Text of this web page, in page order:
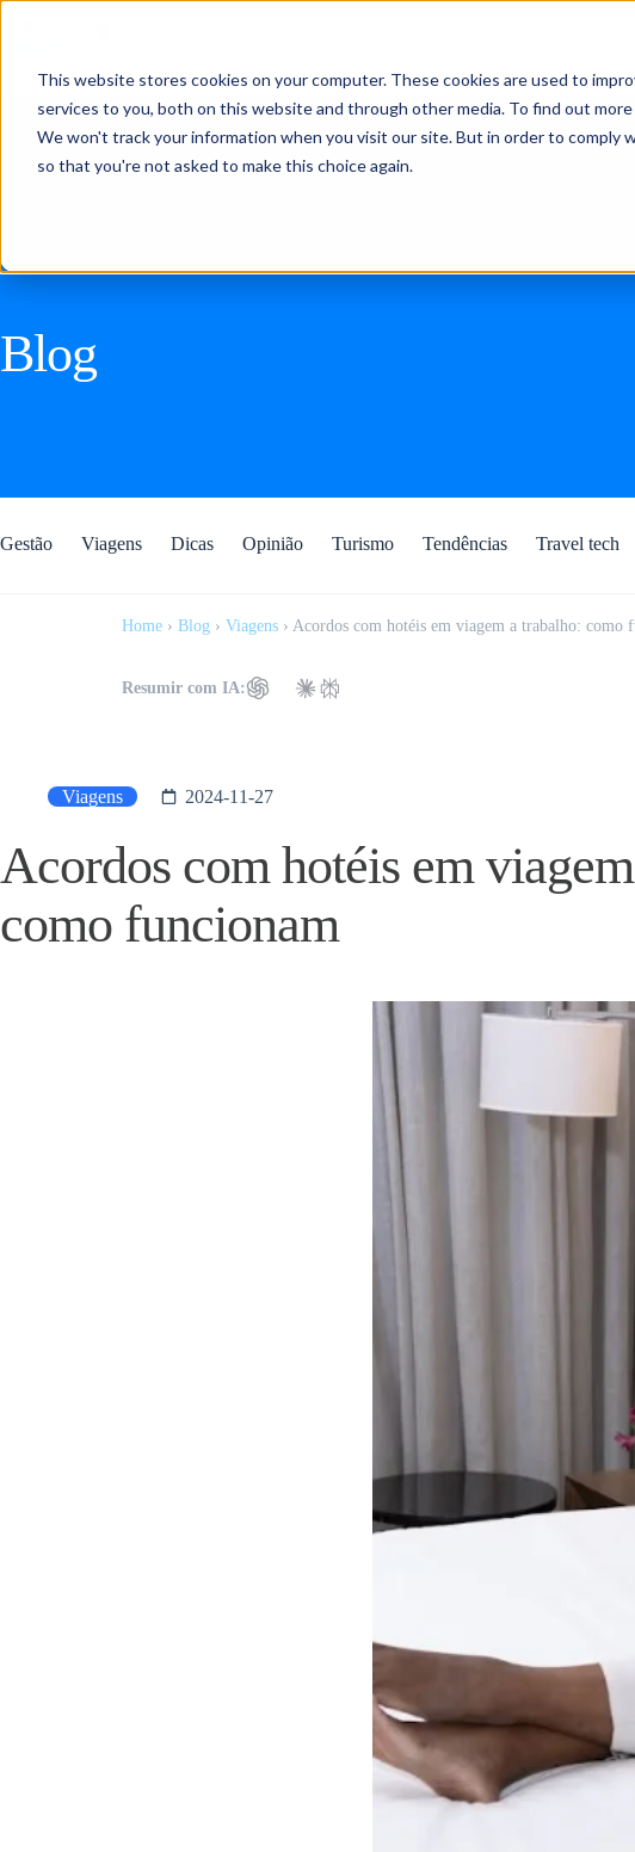
This website stores cookies on your computer. These cookies are used to
services to you, both on this website and through other media. To find out
We won't track your information when you visit our site. But in order to comply
so that you're not asked to make this choice again.
Blog
Gestão Viagens Dicas Opinião Turismo Tendências Travel tech
Home › Blog › Viagens › Acordos com hotéis em viagem a trabalho: como
Resumir com IA:
Viagens 2024-11-27
Acordos com hotéis em
como funcionam